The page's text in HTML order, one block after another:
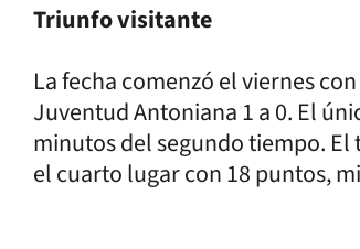
Triunfo visitante
La fecha comenzó el viernes
Juventud Antoniana 1 a 0. El
minutos del segundo tiempo.
el cuarto lugar con 18 puntos,